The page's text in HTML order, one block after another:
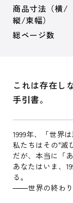
商品寸法（横/
縦/束幅）
総ページ数
これは存在し
手引書。
1999年、「世界
私たちはその"滅
だが、本当に「
あなたはいま、
る。
――世界の終わ